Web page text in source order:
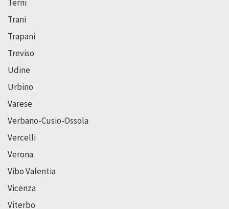
Terni
Trani
Trapani
Treviso
Udine
Urbino
Varese
Verbano-Cusio-Ossola
Vercelli
Verona
Vibo Valentia
Vicenza
Viterbo